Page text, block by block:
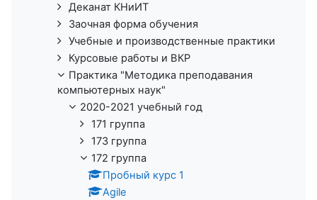
Деканат КНиИТ
Заочная форма обучения
Учебные и производственные практики
Курсовые работы и ВКР
Практика "Методика преподавания
компьютерных наук"
2020-2021 учебный год
171 группа
173 группа
172 группа
Пробный курс 1
Agile